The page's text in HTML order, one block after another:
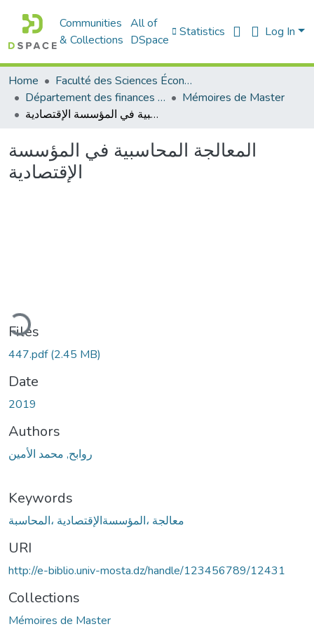
Communities
& Collections
All of
DSpace
Statistics Log In
Home
Faculté des Sciences Économiques Commerciales et des Sciences de Gestion
Département des finances et de comptabilité
Mémoires de Master
المعالجة المحاسبية في المؤسسة الإقتصادية
المعالجة المحاسبية في المؤسسة
الإقتصادية
Files
447.pdf(2.45 MB)
Date
2019
Authors
روابح, محمد الأمين
Keywords
معالجة ،المؤسسةالإقتصادية ،المحاسبة
URI
http://e-biblio.univ-mosta.dz/handle/123456789/12431
Collections
Mémoires de Master